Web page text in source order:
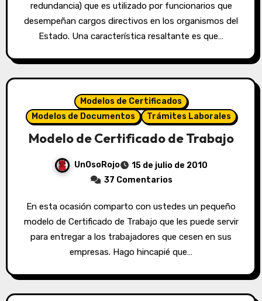
redundancia) que es utilizado por funcionarios que
desempeñan cargos directivos en los organismos del
Estado. Una característica resaltante es que…
Modelos de Certificados
Modelos de Documentos
Trámites Laborales
Modelo de Certificado de Trabajo
UnOsoRojo
15 de julio de 2010
37 Comentarios
En esta ocasión comparto con ustedes un pequeño
modelo de Certificado de Trabajo que les puede servir
para entregar a los trabajadores que cesen en sus
empresas. Hago hincapié que…